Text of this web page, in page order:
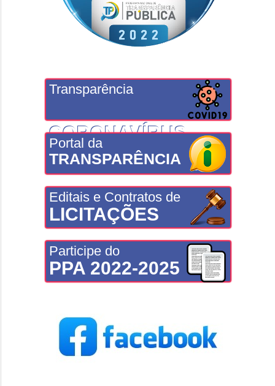
Transparência
CORONAVÍRUS
Portal da
TRANSPARÊNCIA
Editais e Contratos de
LICITAÇÕES
Participe do
PPA 2022-2025